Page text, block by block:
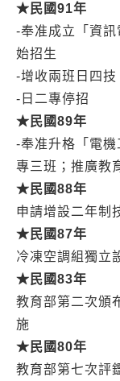
★ 民國91年
-奉准成立「資
始招生
-增收兩班日四技
-日二專停招
★ 民國89年
-奉准升格「電
專三班；推廣教
★ 民國88年
申請增設二年制
★ 民國87年
冷凍空調組獨立
★ 民國83年
教育部第二次頒
施
★ 民國80年
教育部第七次評